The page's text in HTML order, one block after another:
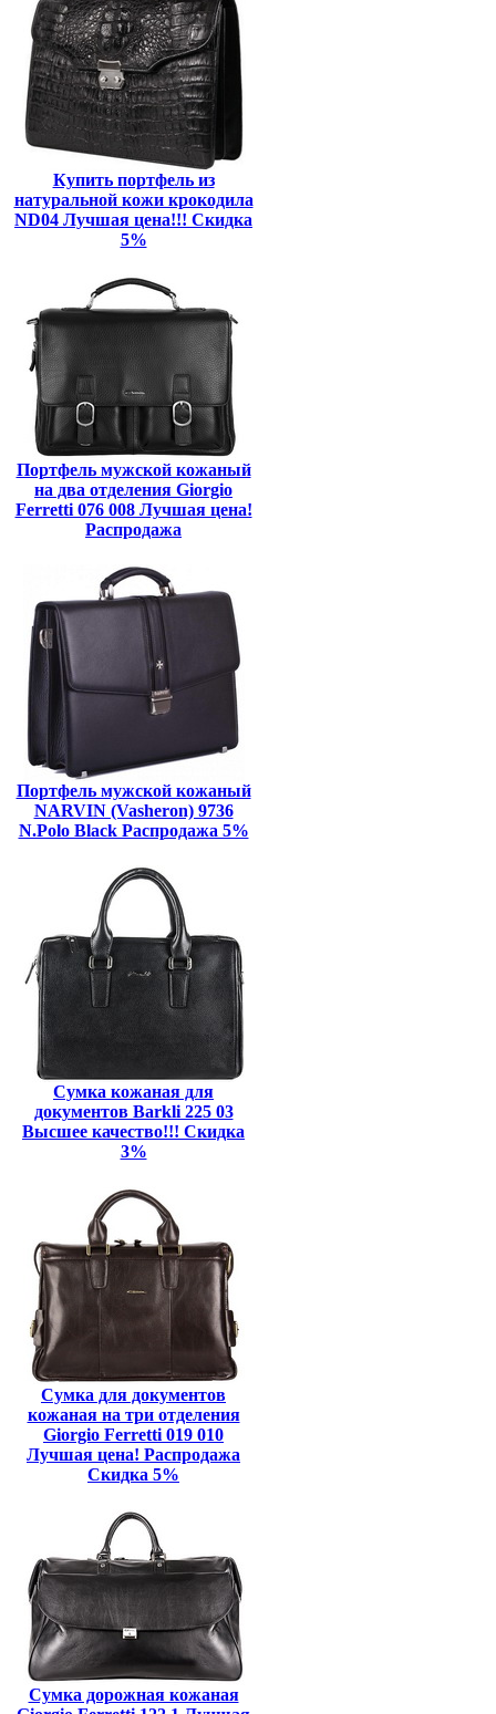
Купить портфель из
натуральной кожи крокодила
ND04 Лучшая цена!!! Скидка
5%
Портфель мужской кожаный
на два отделения Giorgio
Ferretti 076 008 Лучшая цена!
Распродажа
Портфель мужской кожаный
NARVIN (Vasheron) 9736
N.Polo Black Распродажа 5%
Сумка кожаная для
документов Barkli 225 03
Высшее качество!!! Скидка
3%
Сумка для документов
кожаная на три отделения
Giorgio Ferretti 019 010
Лучшая цена! Распродажа
Скидка 5%
Сумка дорожная кожаная